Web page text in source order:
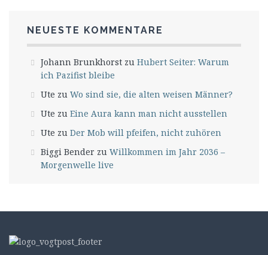
NEUESTE KOMMENTARE
Johann Brunkhorst zu Hubert Seiter: Warum
ich Pazifist bleibe
Ute zu Wo sind sie, die alten weisen Männer?
Ute zu Eine Aura kann man nicht ausstellen
Ute zu Der Mob will pfeifen, nicht zuhören
Biggi Bender zu Willkommen im Jahr 2036 –
Morgenwelle live